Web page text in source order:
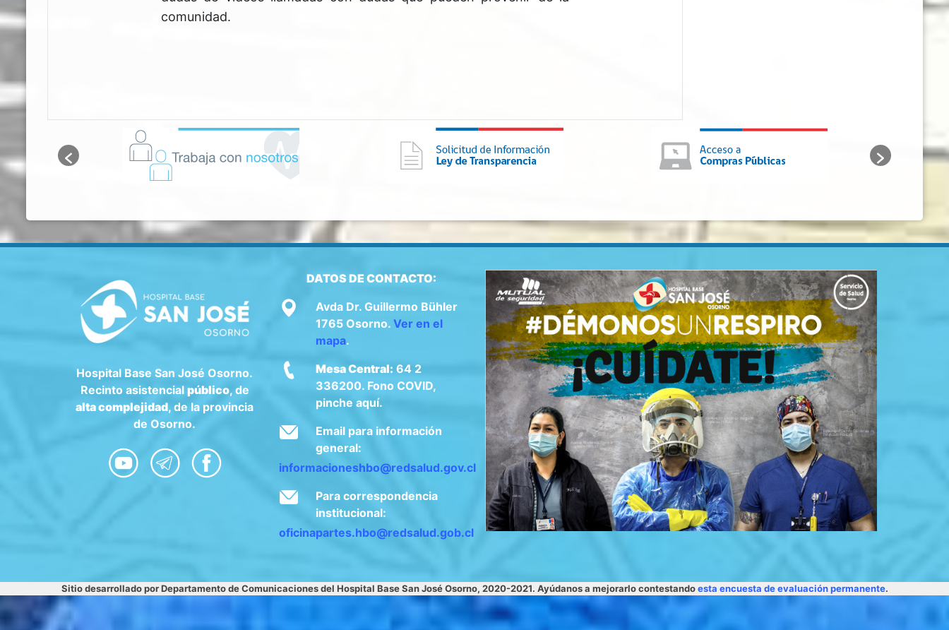
comunidad.
Hospital Base San José Osorno.
Recinto asistencial público, de
alta complejidad, de la provincia
de Osorno.
DATOS DE CONTACTO:
Avda Dr. Guillermo Bühler
1765 Osorno. Ver en el
mapa.
Mesa Central: 64 2
336200. Fono COVID,
pinche aquí.
Email para información
general:
informacioneshbo@redsalud.gov.cl
Para correspondencia
institucional:
oficinapartes.hbo@redsalud.gob.cl
Sitio desarrollado por Departamento de Comunicaciones del Hospital Base San José Osorno, 2020-2021. Ayúdanos a mejorarlo contestandoesta encuesta de evaluación permanente.